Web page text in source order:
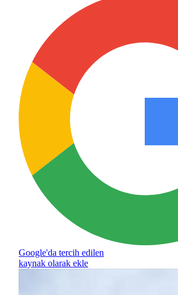
Google'da tercih edilen
kaynak olarak ekle